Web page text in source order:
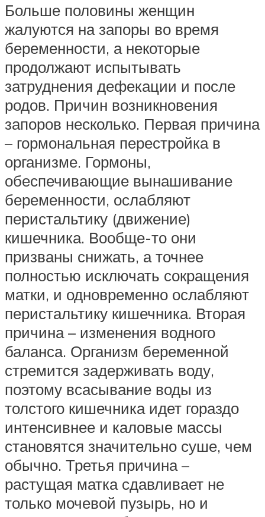
Больше половины женщин
жалуются на запоры во время
беременности, а некоторые
продолжают испытывать
затруднения дефекации и после
родов. Причин возникновения
запоров несколько. Первая причина
– гормональная перестройка в
организме. Гормоны,
обеспечивающие вынашивание
беременности, ослабляют
перистальтику (движение)
кишечника. Вообще-то они
призваны снижать, а точнее
полностью исключать сокращения
матки, и одновременно ослабляют
перистальтику кишечника. Вторая
причина – изменения водного
баланса. Организм беременной
стремится задерживать воду,
поэтому всасывание воды из
толстого кишечника идет гораздо
интенсивнее и каловые массы
становятся значительно суше, чем
обычно. Третья причина –
растущая матка сдавливает не
только мочевой пузырь, но и